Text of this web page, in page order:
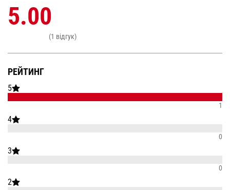
РЕЙТИНГ
5
1
4
0
3
0
2
5.00
(1 відгук)